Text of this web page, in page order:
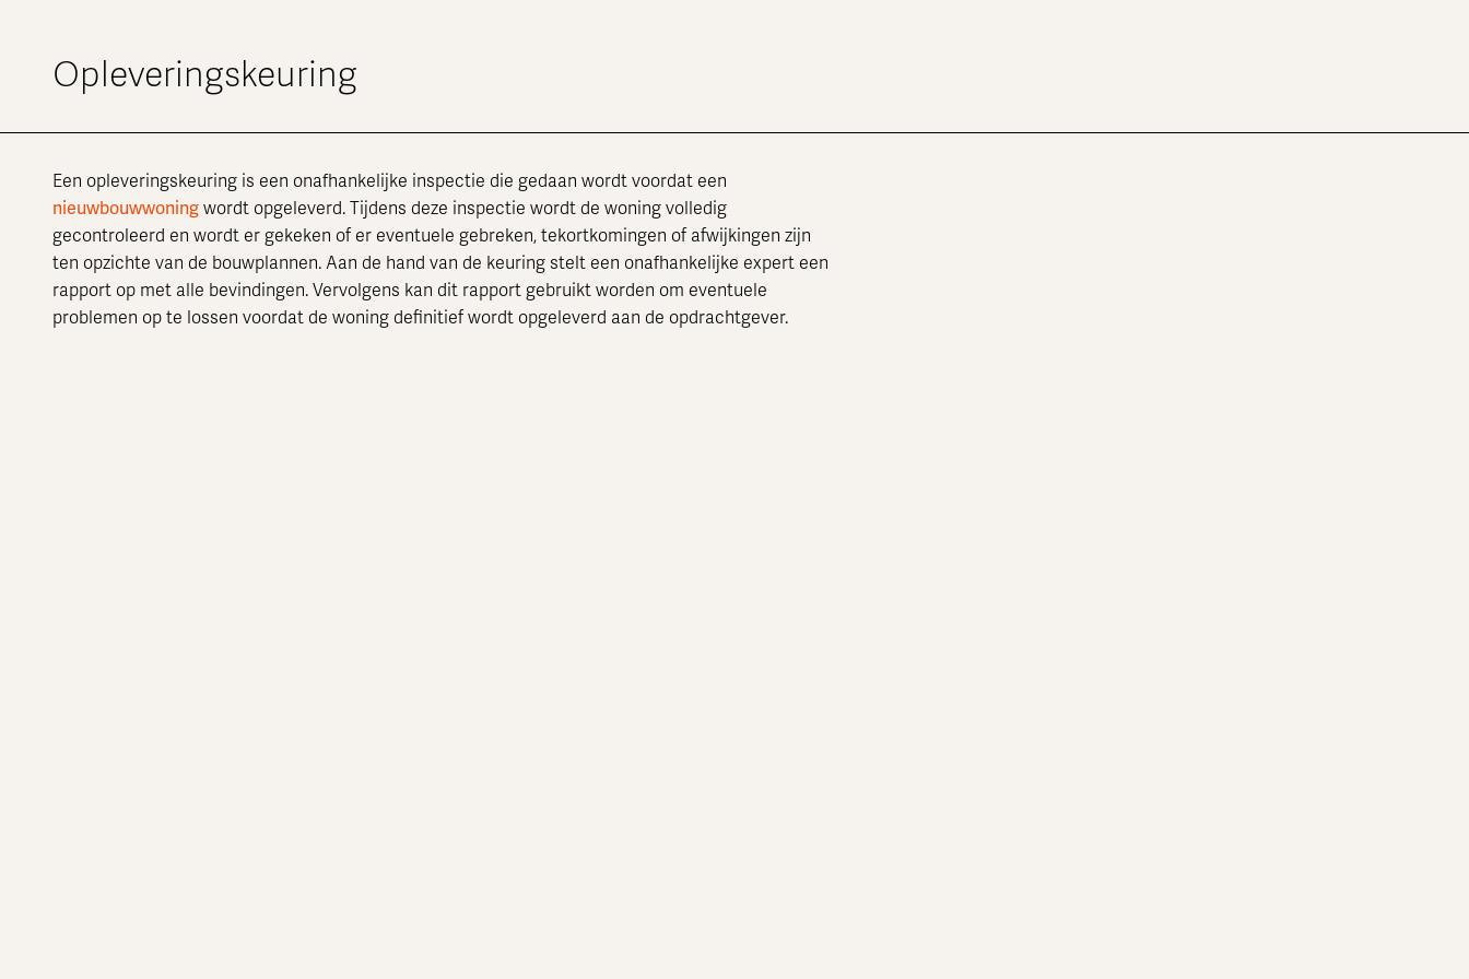
Opleveringskeuring
Een opleveringskeuring is een onafhankelijke inspectie die gedaan wordt voordat een
nieuwbouwwoning wordt opgeleverd. Tijdens deze inspectie wordt de woning volledig
gecontroleerd en wordt er gekeken of er eventuele gebreken, tekortkomingen of afwijkingen zijn
ten opzichte van de bouwplannen. Aan de hand van de keuring stelt een onafhankelijke expert een
rapport op met alle bevindingen. Vervolgens kan dit rapport gebruikt worden om eventuele
problemen op te lossen voordat de woning definitief wordt opgeleverd aan de opdrachtgever.